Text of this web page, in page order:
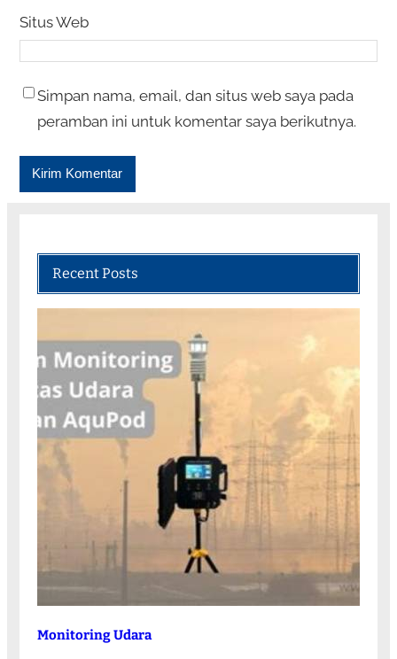
Situs Web
Simpan nama, email, dan situs web saya pada
peramban ini untuk komentar saya berikutnya.
Recent Posts
Monitoring Udara